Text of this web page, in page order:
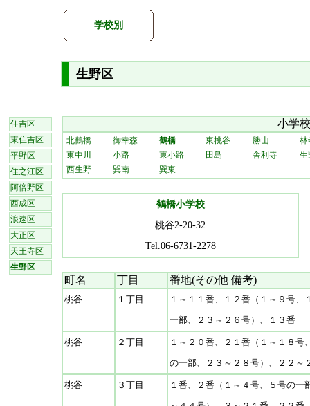
学校別
生野区
住吉区
東住吉区
平野区
住之江区
阿倍野区
西成区
浪速区
大正区
天王寺区
生野区
小学
北鶴橋 御幸森 鶴橋 東桃谷 勝山
林
東中川
小路 東小路 田島 舎利寺
生
西生野
巽南 巽東
鶴橋小学校
桃谷2-20-32
Tel.06-6731-2278
町名 丁目 番地(その他 備考)
桃谷 １丁目
１～１１番、１２番（１～９号、
一部、２３～２６号）、１３番
桃谷 ２丁目
１～２０番、２１番（１～１８号
の一部、２３～２８号）、２２～
桃谷 ３丁目
１番、２番（１～４号、５号の一